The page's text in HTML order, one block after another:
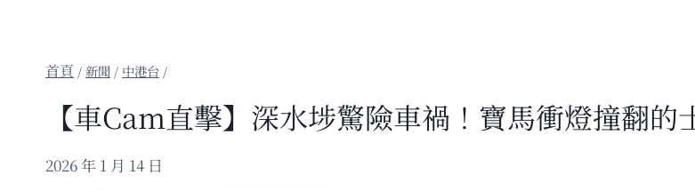
/新聞 / 中港台 /
【車Cam直擊】深水埗驚險車禍！寶馬衝燈撞翻的
2026 年 1 月 14 日